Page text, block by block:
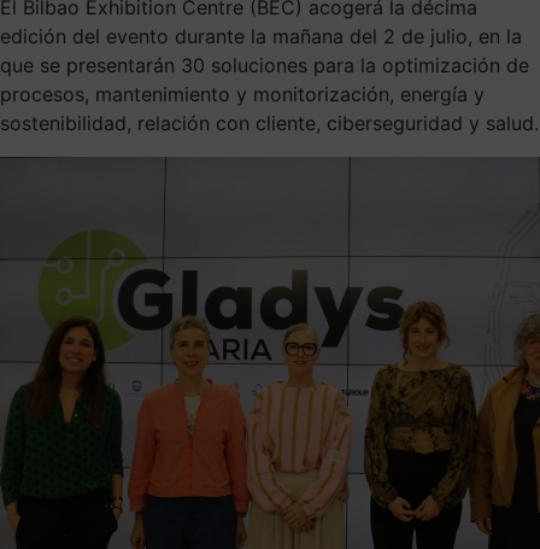
El Bilbao Exhibition Centre (BEC) acogerá la décima
edición del evento durante la mañana del 2 de julio, en la
que se presentarán 30 soluciones para la optimización de
procesos, mantenimiento y monitorización, energía y
sostenibilidad, relación con cliente, ciberseguridad y salud.